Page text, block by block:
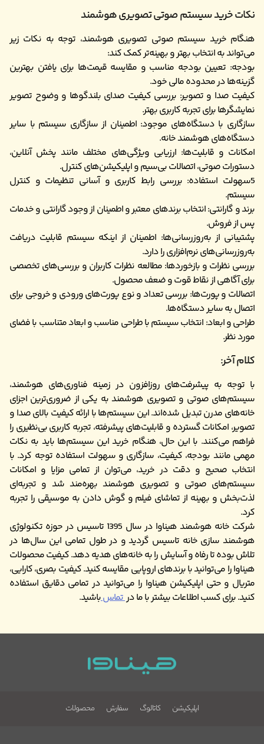
نکات خرید سیستم صوتی تصویری هوشمند
هنگام خرید سیستم صوتی تصویری هوشمند، توجه به نکات زیر
می‌تواند به انتخاب بهتر و بهینه‌تر کمک کند:
بودجه: تعیین بودجه مناسب و مقایسه قیمت‌ها برای یافتن بهترین
گزینه‌ها در محدوده مالی خود.
کیفیت صدا و تصویر: بررسی کیفیت صدای بلندگوها و وضوح تصویر
نمایشگرها برای تجربه کاربری بهتر.
سازگاری با دستگاه‌های موجود: اطمینان از سازگاری سیستم با سایر
دستگاه‌های هوشمند خانه.
امکانات و قابلیت‌ها: ارزیابی ویژگی‌های مختلف مانند پخش آنلاین،
دستورات صوتی، اتصالات بی‌سیم و اپلیکیشن‌های کنترل.
5سهولت استفاده: بررسی رابط کاربری و آسانی تنظیمات و کنترل
سیستم.
برند و گارانتی: انتخاب برندهای معتبر و اطمینان از وجود گارانتی و خدمات
پس از فروش.
پشتیبانی از به‌روزرسانی‌ها: اطمینان از اینکه سیستم قابلیت دریافت
به‌روزرسانی‌های نرم‌افزاری را دارد.
بررسی نظرات و بازخوردها: مطالعه نظرات کاربران و بررسی‌های تخصصی
برای آگاهی از نقاط قوت و ضعف محصول.
اتصالات و پورت‌ها: بررسی تعداد و نوع پورت‌های ورودی و خروجی برای
اتصال به سایر دستگاه‌ها.
طراحی و ابعاد: انتخاب سیستم با طراحی مناسب و ابعاد متناسب با فضای
مورد نظر.
کلام آخر:
با توجه به پیشرفت‌های روزافزون در زمینه فناوری‌های هوشمند،
سیستم‌های صوتی و تصویری هوشمند به یکی از ضروری‌ترین اجزای
خانه‌های مدرن تبدیل شده‌اند. این سیستم‌ها با ارائه کیفیت بالای صدا و
تصویر، امکانات گسترده و قابلیت‌های پیشرفته، تجربه کاربری بی‌نظیری را
فراهم می‌کنند. با این حال، هنگام خرید این سیستم‌ها باید به نکات
مهمی مانند بودجه، کیفیت، سازگاری و سهولت استفاده توجه کرد. با
انتخاب صحیح و دقت در خرید، می‌توان از تمامی مزایا و امکانات
سیستم‌های صوتی و تصویری هوشمند بهره‌مند شد و تجربه‌ای
لذت‌بخش و بهینه از تماشای فیلم و گوش دادن به موسیقی را تجربه
کرد.
شرکت خانه هوشمند هیناوا در سال 1395 تاسیس در حوزه تکنولوژی
هوشمند سازی خانه تاسیس گردید و در طول تمامی این سال‌ها در
تلاش بوده تا رفاه و آسایش را به خانه‌های هدیه دهد. کیفیت محصولات
هیناوا را می‌توانید با برندهای اروپایی مقایسه کنید. کیفیت بصری، کارایی،
متریال و حتی اپلیکیشن هیناوا را می‌توانید در تمامی دقایق استفاده
کنید. برای کسب اطلاعات بیشتر با ما درتماسباشید.
اپلیکیشن کاتالوگ سفارش محصولات